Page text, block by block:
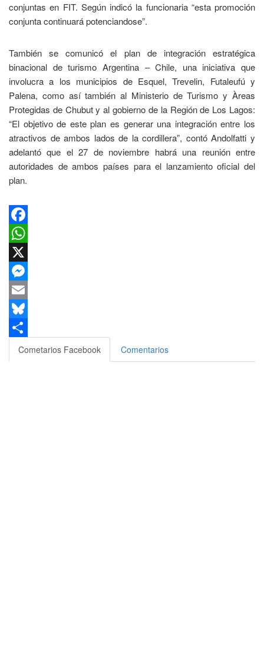
conjuntas en FIT. Según indicó la funcionaria “esta promoción
conjunta continuará potenciandose”.
También se comunicó el plan de integración estratégica
binacional de turismo Argentina – Chile, una iniciativa que
involucra a los municipios de Esquel, Trevelin, Futaleufú y
Palena, como así también al Ministerio de Turismo y Àreas
Protegidas de Chubut y al gobierno de la Región de Los Lagos:
“El objetivo de este plan es generar una integración entre los
atractivos de ambos lados de la cordillera”, contó Andolfatti y
adelantó que el 27 de noviembre habrá una reunión entre
autoridades de ambos países para el lanzamiento oficial del
plan.
Facebook
WhatsApp
X
Messenger
Email
Bluesky
Compartir
Cometarios Facebook Comentarios